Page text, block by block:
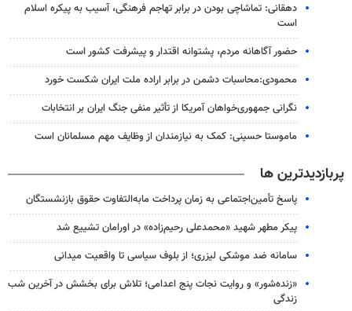
دهقانی: تماشاچی بودن در برابر تهاجم فرهنگی، آسیب به پیکره اسلام
است
حضور آگاهانه مردم، پشتوانه اقتدار و پیشرفت کشور است
محمودی:محاسبات دشمن در برابر اراده ملت ایران شکست خورد
نگرانی جمهوری‌خواهان آمریکا از تأثیر منفی جنگ ایران بر انتخابات
ماموستا حسینی: کمک به نیازمندان از وظایف مهم مسلمانان است
پربازدیدترین ها
پاسخ تأمین‌اجتماعی به زمان پرداخت مابه‌التفاوت حقوق بازنشستگان
پیکر مطهر شهید «محمدعلی رحیم‌زاده» در اورامان تشییع شد
سامانه ضد موشکی لیزری؛ از بلوف سیاسی تا واقعیت میدانی
«زنده‌شور» و روایت نجات پنج اعدامی؛ تلاش برای بخشش در آخرین شب
زندگی